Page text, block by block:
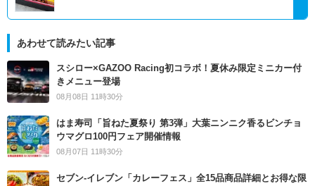
あわせて読みたい記事
スシロー×GAZOO Racing初コラボ！夏休み限定ミニカー付
きメニュー登場
08月08日 11時30分
はま寿司「旨ねた夏祭り 第3弾」大葉ニンニク香るビンチョ
ウマグロ100円フェア開催情報
08月07日 11時30分
セブン‐イレブン「カレーフェス」全15品商品詳細とお得な限